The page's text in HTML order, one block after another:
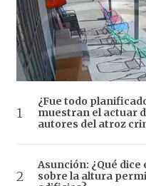
¿Fue todo
muestran el actuar
autores del atroz
Asunción: ¿Qué dice
sobre la altura